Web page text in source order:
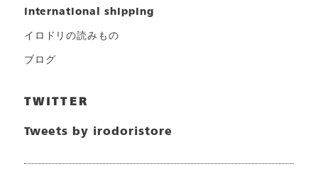
international shipping
イロドリの読みもの
ブログ
TWITTER
Tweets by irodoristore